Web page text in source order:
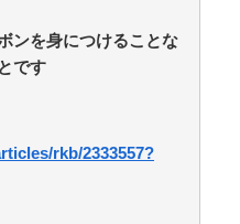
実証 / anaguro - 総合
にお金がない。このまま
本人の底力を見た…!」熊
震を経験したドイツ
衝撃を受けてしまう… /
ンを身につけることな
です
rkb/2333557?